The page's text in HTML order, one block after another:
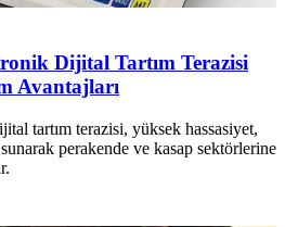
Dijital Tartım Terazisi
Avantajları
tartım terazisi, yüksek hassasiyet,
perakende ve kasap sektörlerine